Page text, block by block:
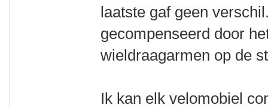
laatste gaf geen
gecompenseerd door
wieldraagarmen op de
Ik kan elk velomobiel